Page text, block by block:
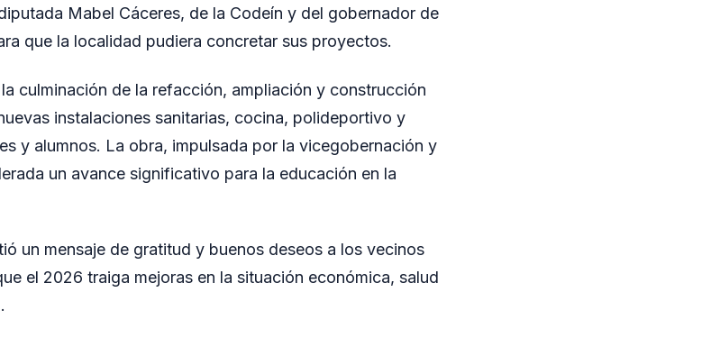
Mabel Cáceres, de la Codeín y del gobernador de
que la localidad pudiera concretar sus proyectos.
culminación de la refacción, ampliación y construcción
instalaciones sanitarias, cocina, polideportivo y
y alumnos. La obra, impulsada por la vicegobernación y
un avance significativo para la educación en la
un mensaje de gratitud y buenos deseos a los vecinos
el 2026 traiga mejoras en la situación económica, salud